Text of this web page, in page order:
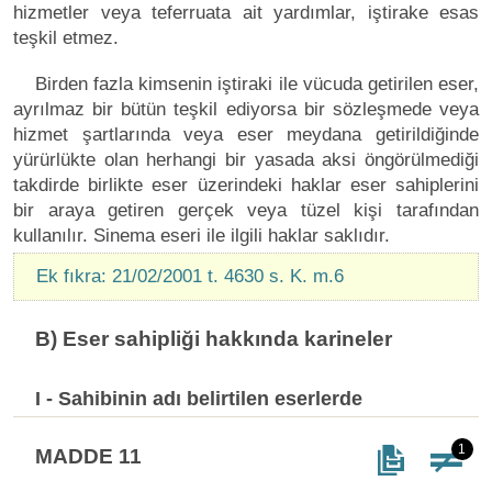
hizmetler veya teferruata ait yardımlar, iştirake esas
teşkil etmez.
Birden fazla kimsenin iştiraki ile vücuda getirilen eser,
ayrılmaz bir bütün teşkil ediyorsa bir sözleşmede veya
hizmet şartlarında veya eser meydana getirildiğinde
yürürlükte olan herhangi bir yasada aksi öngörülmediği
takdirde birlikte eser üzerindeki haklar eser sahiplerini
bir araya getiren gerçek veya tüzel kişi tarafından
kullanılır. Sinema eseri ile ilgili haklar saklıdır.
Ek fıkra: 21/02/2001 t. 4630 s. K. m.6
B) Eser sahipliği hakkında karineler
I - Sahibinin adı belirtilen eserlerde
MADDE 11 1